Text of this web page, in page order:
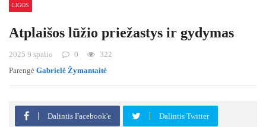
LIGOS
Atplaišos lūžio priežastys ir gydymas
2025 9 spalio 0
322
Parengė Gabrielė Žymantaitė
Dalintis Facebook'e Dalintis Twitter